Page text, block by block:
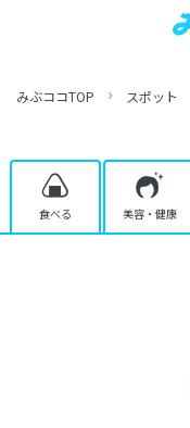
みぶココTOP スポット
食べる 美容・健康